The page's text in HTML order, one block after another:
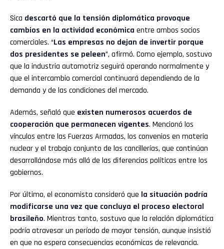
Sica descartó que la tensión diplomática provoque
cambios en la actividad económica entre ambos socios
comerciales. “Las empresas no dejan de invertir porque
dos presidentes se peleen”, afirmó. Como ejemplo, sostuvo
que la industria automotriz seguirá operando normalmente y
que el intercambio comercial continuará dependiendo de la
demanda y de las condiciones del mercado.
Además, señaló que existen numerosos acuerdos de
cooperación que permanecen vigentes. Mencionó los
vínculos entre las Fuerzas Armadas, los convenios en materia
nuclear y el trabajo conjunto de las cancillerías, que continúan
desarrollándose más allá de las diferencias políticas entre los
gobiernos.
Por último, el economista consideró que la situación podría
modificarse una vez que concluya el proceso electoral
brasileño. Mientras tanto, sostuvo que la relación diplomática
podría atravesar un período de mayor tensión, aunque insistió
en que no espera consecuencias económicas de relevancia.